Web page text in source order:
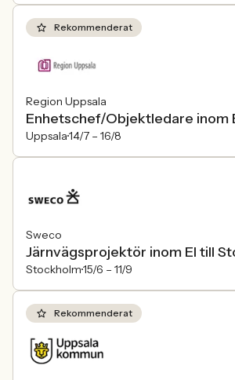
Rekommenderat
Region Uppsala
Enhetschef/Objektledare inom
Uppsala14/7 – 16/8
Sweco
Järnvägsprojektör inom El till
Stockholm15/6 – 11/9
Rekommenderat